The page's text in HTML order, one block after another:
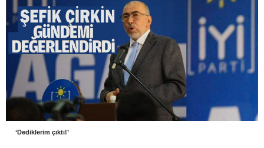
‘Dediklerim çıktı!’